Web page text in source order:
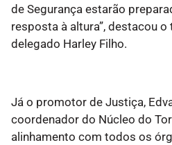
de Segurança estarão
resposta à altura”, destacou
delegado Harley Filho.
Já o promotor de Justiça,
coordenador do Núcleo do
alinhamento com todos os